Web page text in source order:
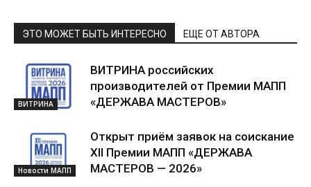
ЭТО МОЖЕТ БЫТЬ ИНТЕРЕСНО ЕЩЕ ОТ АВТОРА
ВИТРИНА
ВИТРИНА российских
производителей от Премии МАПП
«ДЕРЖАВА МАСТЕРОВ»
Новости МАПП
Открыт приём заявок на соискание
XII Премии МАПП «ДЕРЖАВА
МАСТЕРОВ — 2026»